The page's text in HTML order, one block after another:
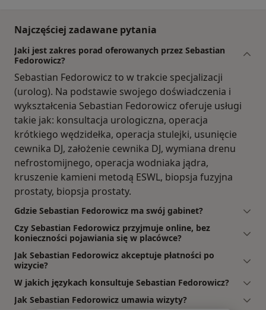
Najczęściej zadawane pytania
Jaki jest zakres porad oferowanych przez Sebastian
Fedorowicz?
Sebastian Fedorowicz to w trakcie specjalizacji
(urolog). Na podstawie swojego doświadczenia i
wykształcenia Sebastian Fedorowicz oferuje usługi
takie jak: konsultacja urologiczna, operacja
krótkiego wędzidełka, operacja stulejki, usunięcie
cewnika DJ, założenie cewnika DJ, wymiana drenu
nefrostomijnego, operacja wodniaka jądra,
kruszenie kamieni metodą ESWL, biopsja fuzyjna
prostaty, biopsja prostaty.
Gdzie Sebastian Fedorowicz ma swój gabinet?
Czy Sebastian Fedorowicz przyjmuje online, bez
konieczności pojawiania się w placówce?
Jak Sebastian Fedorowicz akceptuje płatności po
wizycie?
W jakich językach konsultuje Sebastian Fedorowicz?
Jak Sebastian Fedorowicz umawia wizyty?